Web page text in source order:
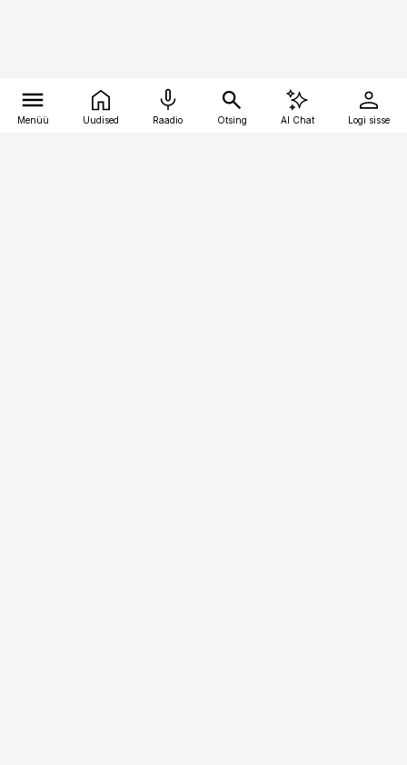
Menüü Uudised Raadio Otsing AI Chat Logi sisse